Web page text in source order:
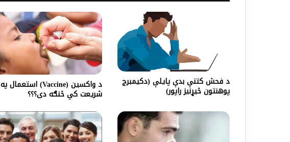
د فحش کتنې بدې پايلې (دکيمبرج
پوهنتون څيړنيز راپور) د واکسین (Vaccine) استعمال په
شریعت کي څنګه دی؟؟؟